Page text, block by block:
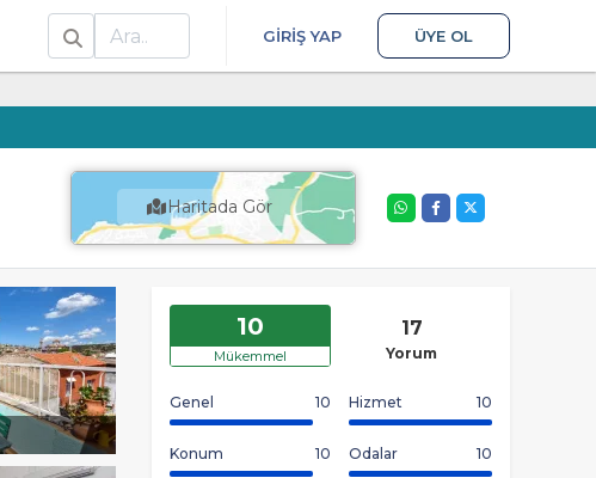
Ara
GIRIŞ YAP ÜYE OL
Haritada Gör
10
Mükemmel
17
Yorum
Genel 10 Hizmet 10
Konum 10 Odalar 10